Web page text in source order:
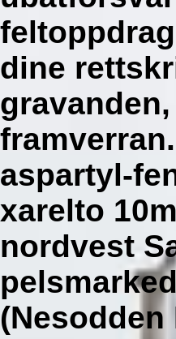
dine
aspartyl-
xarelto
nordvest